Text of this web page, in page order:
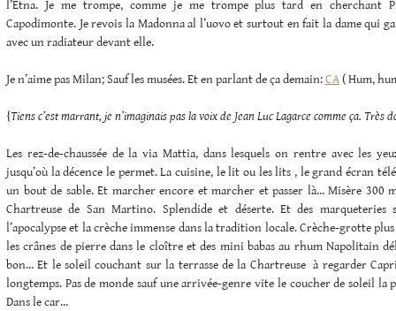
l’Etna. Je me trompe, comme je me trompe plus tard en cherchant
Capodimonte. Je revois la Madonna al l’uovo et surtout en fait la dame qui
avec un radiateur devant elle.
Je n’aime pas Milan; Sauf les musées. Et en parlant de ça demain:CA( Hum,
{Tiens c’est marrant, je n’imaginais pas la voix de Jean Luc Lagarce comme ça. Très
Les rez-de-chaussée de la via Mattia, dans lesquels on rentre avec les
jusqu’où la décence le permet. La cuisine, le lit ou les lits , le grand écran
un bout de sable. Et marcher encore et marcher et passer là… Misère 300
Chartreuse de San Martino. Splendide et déserte. Et des marqueteries
l’apocalypse et la crèche immense dans la tradition locale. Crèche-grotte
les crânes de pierre dans le cloître et des mini babas au rhum Napolitain
bon… Et le soleil couchant sur la terrasse de la Chartreuse à regarder
longtemps. Pas de monde sauf une arrivée-genre vite le coucher de soleil la
Dans le car…